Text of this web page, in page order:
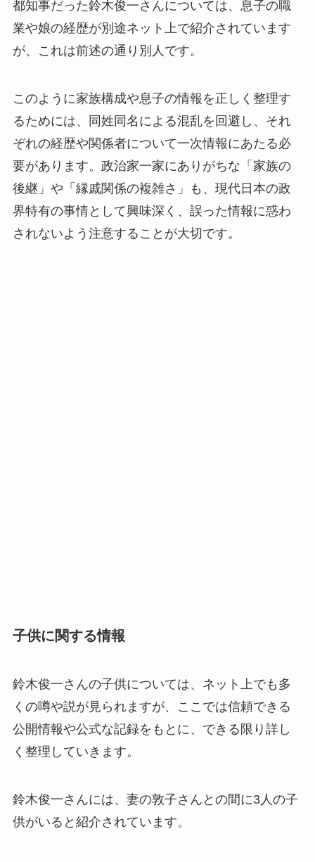
都知事だった鈴木俊一さんについては、息子の職
業や娘の経歴が別途ネット上で紹介されています
が、これは前述の通り別人です。
このように家族構成や息子の情報を正しく整理す
るためには、同姓同名による混乱を回避し、それ
ぞれの経歴や関係者について一次情報にあたる必
要があります。政治家一家にありがちな「家族の
後継」や「縁戚関係の複雑さ」も、現代日本の政
界特有の事情として興味深く、誤った情報に惑わ
されないよう注意することが大切です。
子供に関する情報
鈴木俊一さんの子供については、ネット上でも多
くの噂や説が見られますが、ここでは信頼できる
公開情報や公式な記録をもとに、できる限り詳し
く整理していきます。
鈴木俊一さんには、妻の敦子さんとの間に3人の子
供がいると紹介されています。